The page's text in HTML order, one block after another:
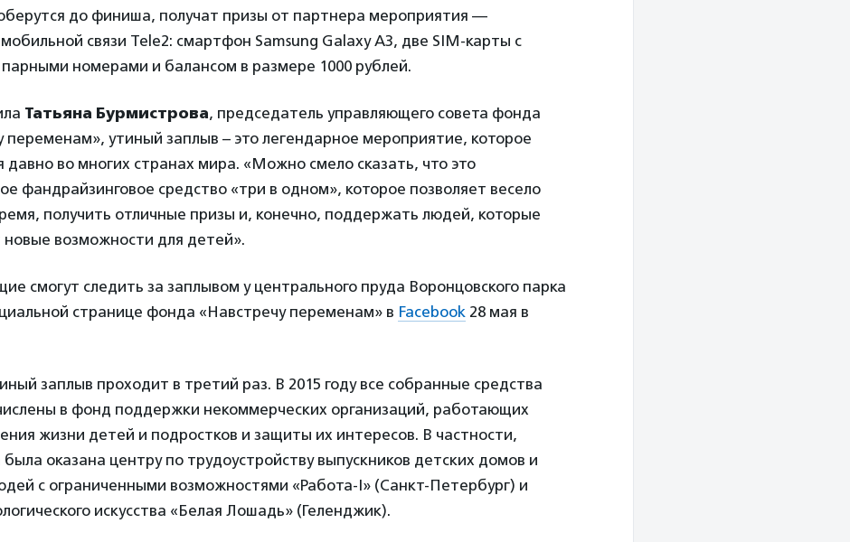
до финиша, получат призы от партнера мероприятия —
связи Tele2: смартфон Samsung Galaxy A3, две SIM-карты с
номерами и балансом в размере 1000 рублей.
Татьяна Бурмистрова, председатель управляющего совета фонда
переменам», утиный заплыв – это легендарное мероприятие, которое
давно во многих странах мира. «Можно смело сказать, что это
фандрайзинговое средство «три в одном», которое позволяет весело
получить отличные призы и, конечно, поддержать людей, которые
возможности для детей».
смогут следить за заплывом у центрального пруда Воронцовского парка
странице фонда «Навстречу переменам» в Facebook 28 мая в
заплыв проходит в третий раз. В 2015 году все собранные средства
в фонд поддержки некоммерческих организаций, работающих
жизни детей и подростков и защиты их интересов. В частности,
оказана центру по трудоустройству выпускников детских домов и
с ограниченными возможностями «Работа-I» (Санкт-Петербург) и
искусства «Белая Лошадь» (Геленджик).